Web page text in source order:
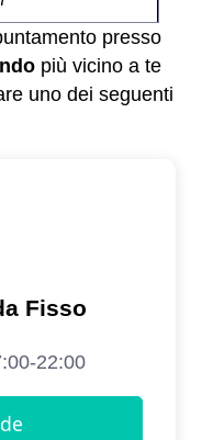
presso
più vicino a te
uno dei seguenti